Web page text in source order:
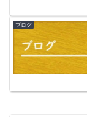
ブログ